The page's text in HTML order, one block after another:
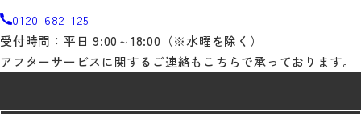
0120-682-125
受付時間：平日 9:00～18:00（※水曜を除く）
アフターサービスに関するご連絡もこちらで承っております。